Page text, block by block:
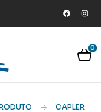
0
CAPLER